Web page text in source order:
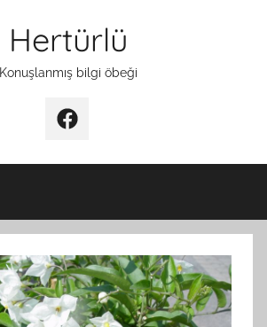
Hertürlü
Konuşlanmış bilgi öbeği
Facebook